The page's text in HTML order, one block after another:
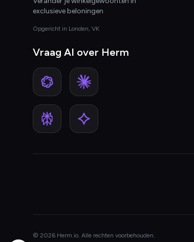
exclusieve beloningen
Opgericht in Londen, VK
Vraag AI over Herm
© 2026 Herm.io. Alle rechten voorbehouden.